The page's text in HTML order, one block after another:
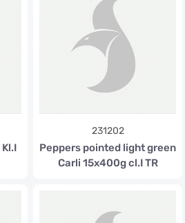
231202
Peppers pointed light green
Carli 15x400g cl.I TR